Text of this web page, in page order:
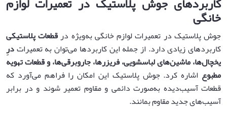
خانگی
جوش پلاستیک در تعمیرات لوازم خانگی به‌ویژه درقطعات پلاستیکی
کاربردهای زیادی دارد. از جمله این کاربردها می‌توان به تعمیراتدرِ
یخچال‌ها، ماشین‌های لباسشویی، فریزرها، جاروبرقی‌ها، و قطعات تهویه
مطبوع اشاره کرد. جوش پلاستیک این امکان را فراهم می‌آورد که
قطعات آسیب‌دیده به‌صورت دائمی و مقاوم تعمیر شوند و در برابر
آسیب‌های جدید مقاوم بمانند.